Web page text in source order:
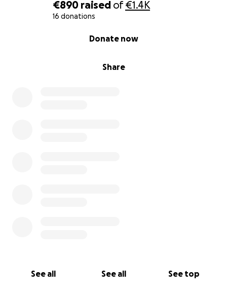
€890 raised of€1.4K
16 donations
Share
Donate now
See all See all See top